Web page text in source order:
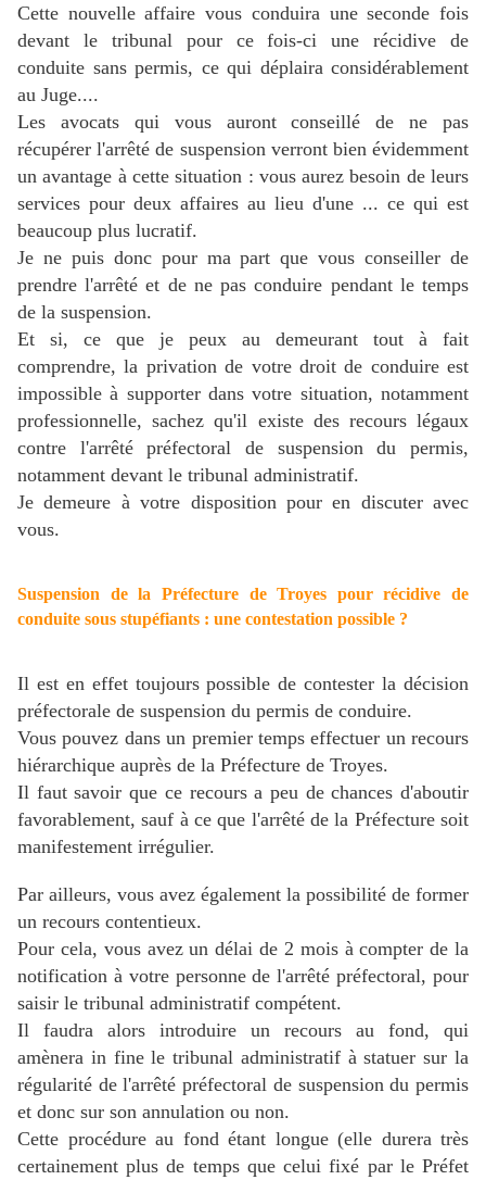
Cette nouvelle affaire vous conduira une seconde fois
devant le tribunal pour ce fois-ci une récidive de
conduite sans permis, ce qui déplaira considérablement
au Juge....
Les avocats qui vous auront conseillé de ne pas
récupérer l'arrêté de suspension verront bien évidemment
un avantage à cette situation : vous aurez besoin de leurs
services pour deux affaires au lieu d'une ... ce qui est
beaucoup plus lucratif.
Je ne puis donc pour ma part que vous conseiller de
prendre l'arrêté et de ne pas conduire pendant le temps
de la suspension.
Et si, ce que je peux au demeurant tout à fait
comprendre, la privation de votre droit de conduire est
impossible à supporter dans votre situation, notamment
professionnelle,sachez qu'il existe des recours légaux
contre l'arrêté préfectoral de suspension du permis,
notamment devant le tribunal administratif.
Je demeure à votre disposition pour en discuter avec
vous.
Suspension de la Préfecture de Troyes pour récidive de
conduite sous stupéfiants : une contestation possible ?
Il est en effet toujours possible de contester la décision
préfectorale de suspension du permis de conduire.
Vous pouvez dans un premier temps effectuer un recours
hiérarchique auprès de la Préfecture de Troyes.
Il faut savoir que ce recours a peu de chances d'aboutir
favorablement, sauf à ce que l'arrêté de la Préfecture soit
manifestement irrégulier.
Par ailleurs, vous avez également la possibilité de former
un recours contentieux.
Pour cela, vous avez un délai de 2 mois à compter de la
notification à votre personne de l'arrêté préfectoral, pour
saisir le tribunal administratif compétent.
Il faudra alors introduire un recours au fond, qui
amènera in fine le tribunal administratif à statuer sur la
régularité de l'arrêté préfectoral de suspension du permis
et donc sur son annulation ou non.
Cette procédure au fond étant longue (elle durera très
certainement plus de temps que celui fixé par le Préfet